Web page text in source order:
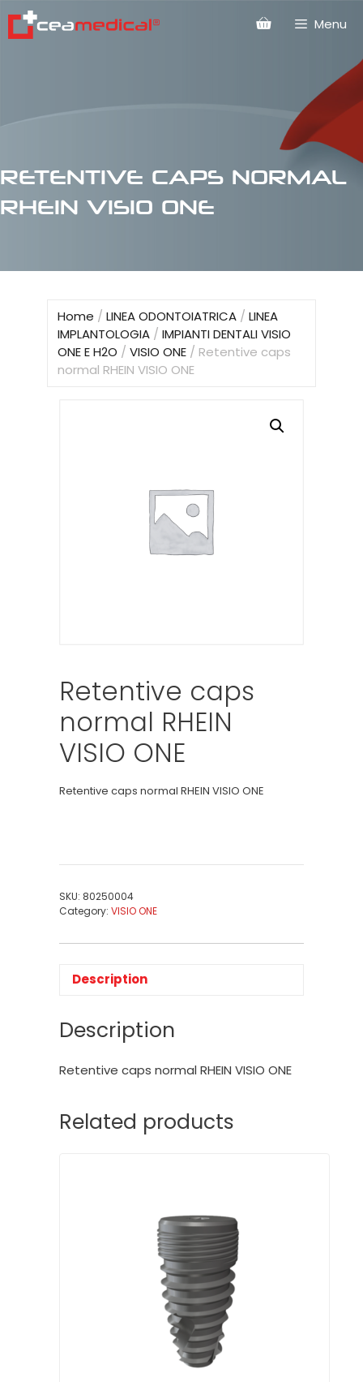
Menu
RETENTIVE CAPS NORMAL
RHEIN VISIO ONE
Home / LINEA ODONTOIATRICA/ LINEA
IMPLANTOLOGIA/ IMPIANTI DENTALI VISIO
ONE E H2O / VISIO ONE/ Retentive caps
normal RHEIN VISIO ONE
Retentive caps
normal RHEIN
VISIO ONE
Retentive caps normal RHEIN VISIO ONE
SKU: 80250004
Category: VISIO ONE
Description
Description
Retentive caps normal RHEIN VISIO ONE
Related products